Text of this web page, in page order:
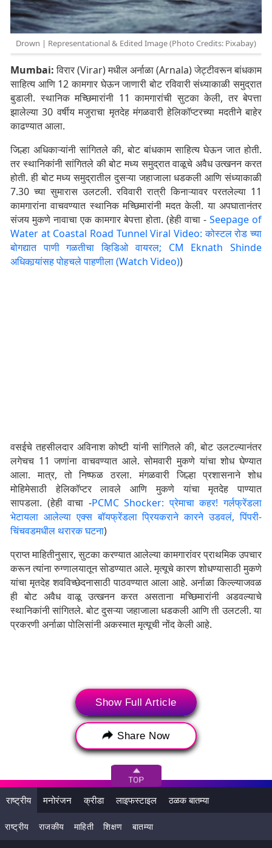
Drown | Representational & Edited Image (Photo Credits: Pixabay)
Mumbai:विरार (Virar) मधील अर्नाळा (Arnala) जेट्टीवरून बांधकाम
साहित्य आणि 12 कामगार घेऊन जाणारी बोट रविवारी संध्याकाळी समुद्रात
बुडाली. स्थानिक मच्छिमारांनी 11 कामगारांची सुटका केली, तर बेपत्ता
झालेल्या 30 वर्षीय मजुराचा मृतदेह मंगळवारी हेलिकॉप्टरच्या मदतीने बाहेर
काढण्यात आला.
जिल्हा अधिकाऱ्यांनी सांगितले की, बोट बांधकाम साहित्य घेऊन जात होती.
तर स्थानिकांनी सांगितले की बोट मध्य समुद्रात वाळूचे अवैध उत्खनन करत
होती. ही बोट मध्य समुद्रातील दुसऱ्या जहाजाला धडकली आणि संध्याकाळी
7.30 च्या सुमारास उलटली. रविवारी रात्री किनाऱ्यावर परतलेल्या 11
कामगारांना वाचवण्यात स्थानिक मच्छिमारांनी मदत केली. या अपघातानंतर
संजय मुकणे नावाचा एक कामगार बेपत्ता होता. (हेही वाचा - Seepage of
Water at Coastal Road Tunnel Viral Video: कोस्टल रोड च्या
बोगद्यात पाणी गळतीचा व्हिडिओ वायरल; CM Eknath Shinde
अधिकार्‍यांसह पोहचले पाहणीला (Watch Video))
वसईचे तहसीलदार अविनाश कोष्टी यांनी सांगितले की, बोट उलटल्यानंतर
लगेचच 11 जणांना वाचवण्यात आले. सोमवारी मुकणे यांचा शोध घेण्यात
आला. मात्र, तो निष्फळ ठरला. मंगळवारी जिल्हा प्रशासनाने शोध
मोहिमेसाठी हेलिकॉप्टर लावले आणि मुकणे यांचा मृतदेह पाण्यात
सापडला. (हेही वाचा -PCMC Shocker: प्रेमाचा कहर! गर्लफ्रेंडला
भेटायला आलेल्या एक्स बॉयफ्रेंडला प्रियकराने कारने उडवलं, पिंपरी-
चिंचवडमधील थरारक घटना)
प्राप्त माहितीनुसार, सुटका करण्यात आलेल्या कामगारांवर प्राथमिक उपचार
करून त्यांना रुग्णालयातून सोडण्यात आले. मृत्यूचे कारण शोधण्यासाठी मुकणे
यांचा मृतदेह शवविच्छेदनासाठी पाठवण्यात आला आहे. अर्नाळा किल्ल्याजवळ
ही बोट अवैध वाळू उत्खनन करत असताना मच्छिमारांनी अडवल्याचे
स्थानिकांनी सांगितले. बोट दुसऱ्या जहाजाला धडकली आणि ती उलटली. या
प्रकरणी अर्नाळा पोलिसांनी अकस्मात मृत्यूची नोंद केली आहे.
Tags: Boat capsizes in Arnala
Show Full Article
Share Now
राष्ट्रीय मनोरंजन क्रीडा लाइफस्टाइल ठळक बातम्या
राष्ट्रीय राजकीय माहिती शिक्षण बातम्या